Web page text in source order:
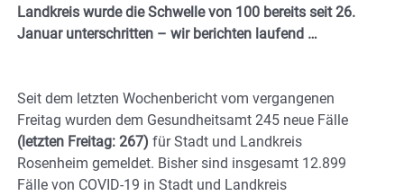
Landkreis wurde die Schwelle von 100 bereits seit 26.
Januar unterschritten – wir berichten laufend …
Seit dem letzten Wochenbericht vom vergangenen
Freitag wurden dem Gesundheitsamt 245 neue Fälle
(letzten Freitag: 267) für Stadt und Landkreis
Rosenheim gemeldet. Bisher sind insgesamt 12.899
Fälle von COVID-19 in Stadt und Landkreis